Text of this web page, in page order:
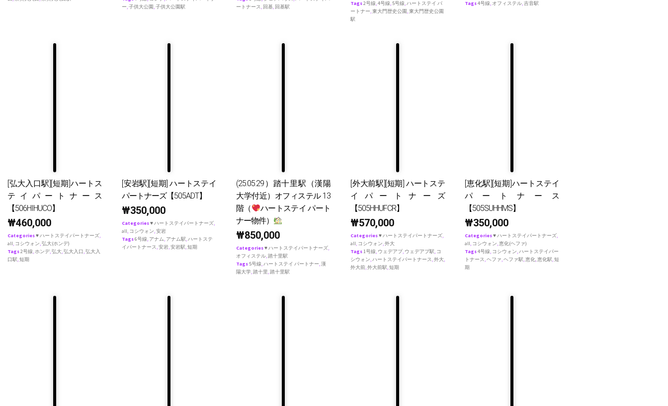
ー,子供大公園,子供大公園駅
ートナース, 回基, 回基駅
Tags2号線,4号線, 5号線,ハートステイ パ
ートナー,東大門歴史公園,東大門歴史公園
駅
Tags4号線, オフィステル,吉音駅
[弘大入口駅][短期]ハートス
テイパートナース
【506HIHUCO】
₩460,000
Categories♥ ハートステイパートナーズ,
all, コシウォン,弘大(ホンデ)
Tags2号線,ホンデ,弘大,弘大入口,弘大入
口駅,短期
[安岩駅][短期] ハートステイ
パートナーズ【505ADT】
₩350,000
Categories♥ ハートステイパートナーズ,
all, コシウォン,安岩
Tags6号線, アナム, アナム駅,ハートステ
イパートナース,安岩,安岩駅,短期
(25.05.29）踏十里駅（漢陽
大学付近）オフィステル 13
階（
ハートステイ パート
ナー物件）
₩850,000
Categories♥ ハートステイパートナーズ,
オフィステル,踏十里駅
Tags 5号線,ハートステイ パートナー,漢
陽大学,踏十里,踏十里駅
[外大前駅][短期] ハートステ
イパートナーズ
【505HHUFCR】
₩570,000
Categories♥ ハートステイパートナーズ,
all, コシウォン,外大
Tags1号線, ウェデアプ, ウェデアプ駅, コ
シウォン,ハートステイパートナース,外大,
外大前,外大前駅,短期
[恵化駅][短期]ハートステイ
パートナース
【505SUHHMS】
₩350,000
Categories♥ ハートステイパートナーズ,
all, コシウォン,恵化(ヘファ)
Tags4号線, コシウォン,ハートステイパー
トナース,ヘファ,ヘファ駅,恵化,恵化駅,短
期